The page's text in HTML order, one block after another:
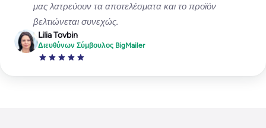
μας λατρεύουν τα αποτελέσματα και το προϊόν
βελτιώνεται συνεχώς.
Lilia Tovbin
Διευθύνων Σύμβουλος BigMailer